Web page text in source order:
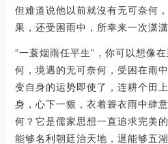
但难道说他以前就沒有无可奈何
果，还受困雨中，所幸来一次潇潇
“一蓑烟雨任平生”，你可以想像
何，境遇的无可奈何，受困在雨
变自身的运势即使了，连耕个田
身，心下一狠，衣着簑衣雨中肆
何？它是儒家思想一直追求完美
能够名利朝廷治天地，退能够五湖